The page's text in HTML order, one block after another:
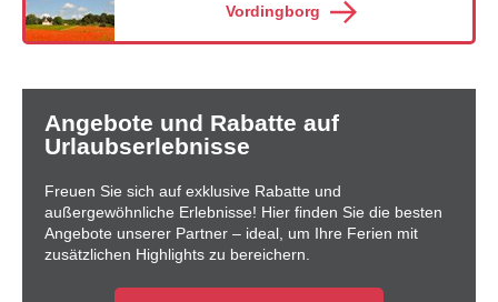
Vordingborg
Angebote und Rabatte auf
Urlaubserlebnisse
Freuen Sie sich auf exklusive Rabatte und
außergewöhnliche Erlebnisse! Hier finden Sie die besten
Angebote unserer Partner – ideal, um Ihre Ferien mit
zusätzlichen Highlights zu bereichern.